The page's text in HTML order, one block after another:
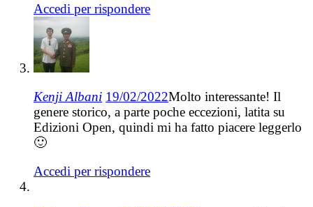
Accedi per rispondere
Kenji Albani 19/02/2022Molto interessante! Il
genere storico, a parte poche eccezioni, latita su
Edizioni Open, quindi mi ha fatto piacere leggerlo
🙂
Accedi per rispondere